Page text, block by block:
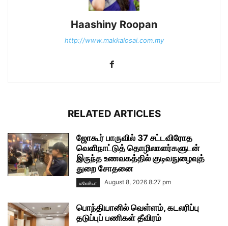
Haashiny Roopan
http://www.makkalosai.com.my
RELATED ARTICLES
ஜோகூர் பாருவில் 37 சட்டவிரோத
வெளிநாட்டுத் தொழிலாளர்களுடன்
இருந்த உணவகத்தில் குடிவநுழைவுத்
துறை சோதனை
மலேசியா August 8, 2026 8:27 pm
பொந்தியானில் வெள்ளம், கடலரிப்பு
தடுப்புப் பணிகள் தீவிரம்